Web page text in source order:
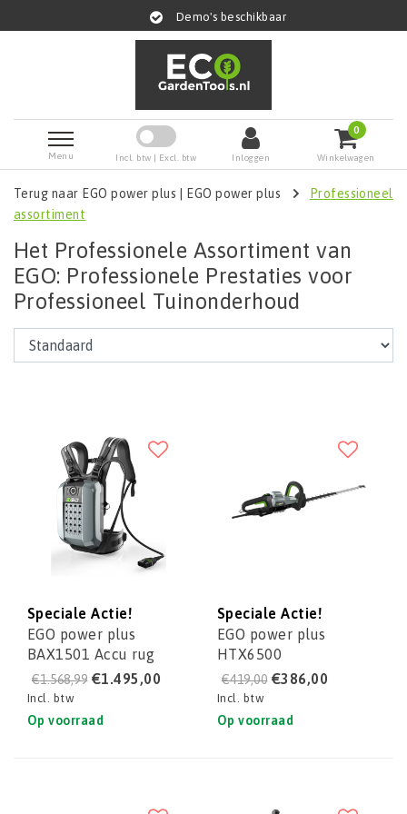
Demo's beschikbaar
Menu Incl. btw | Excl. btw Inloggen
0
Winkelwagen
Terug naar EGO power plus EGO power plus
Professioneel
assortiment
Het Professionele Assortiment van
EGO: Professionele Prestaties voor
Professioneel Tuinonderhoud
Speciale Actie!
EGO power plus
BAX1501 Accu rug
gedragen
professioneel
€1.568,99 €1.495,00
Incl. btw
Op voorraad
Speciale Actie!
EGO power plus
HTX6500
Heggenschaar
professioneel
€419,00 €386,00
Incl. btw
Op voorraad